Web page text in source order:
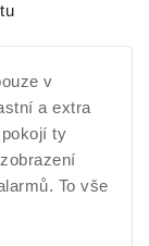
v
a extra
ty
To vše